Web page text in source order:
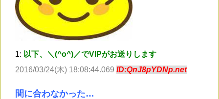
1: 以下、＼(^o^)／でVIPがお送りします
2016/03/24(木) 18:08:44.069 ID:QnJ8pYDNp.net
間に合わなかった…